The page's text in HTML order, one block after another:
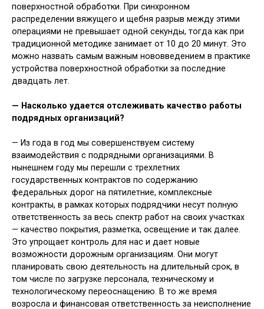
поверхностной обработки. При синхронном
распределении вяжущего и щебня разрыв между этими
операциями не превышает одной секунды, тогда как при
традиционной методике занимает от 10 до 20 минут. Это
можно назвать самым важным нововведением в практике
устройства поверхностной обработки за последние
двадцать лет.
— Насколько удается отслеживать качество работы
подрядных организаций?
— Из года в год мы совершенствуем систему
взаимодействия с подрядными организациями. В
нынешнем году мы перешли с трехлетних
государственных контрактов по содержанию
федеральных дорог на пятилетние, комплексные
контракты, в рамках которых подрядчики несут полную
ответственность за весь спектр работ на своих участках
— качество покрытия, разметка, освещение и так далее.
Это упрощает контроль для нас и дает новые
возможности дорожным организациям. Они могут
планировать свою деятельность на длительный срок, в
том числе по загрузке персонала, техническому и
технологическому переоснащению. В то же время
возросла и финансовая ответственность за неисполнение